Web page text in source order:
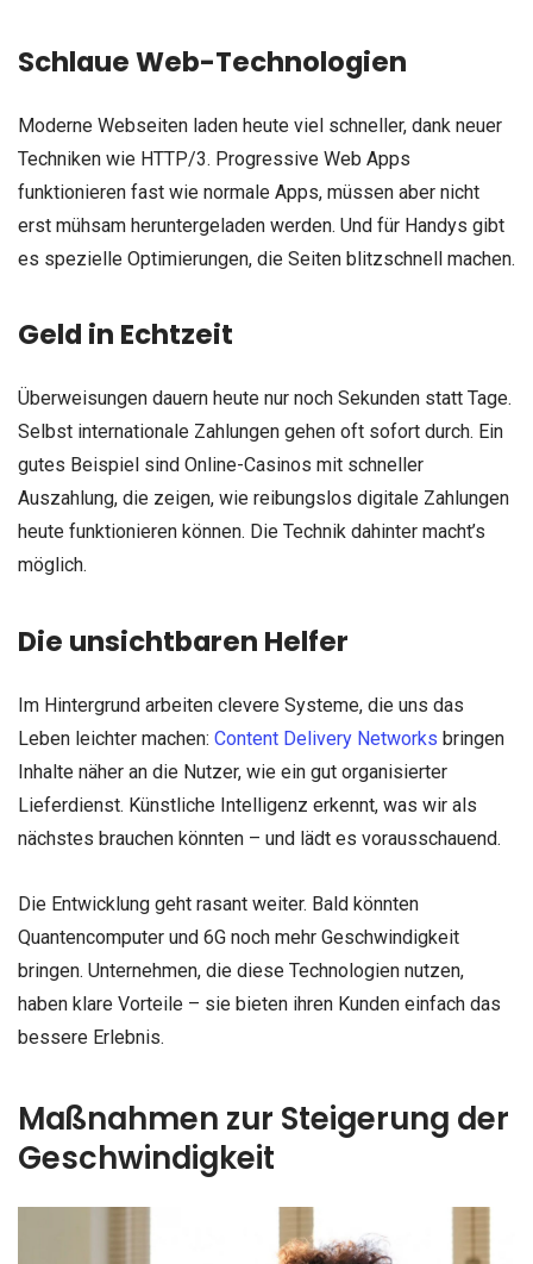
Schlaue Web-Technologien
Moderne Webseiten laden heute viel schneller, dank neuer
Techniken wie HTTP/3. Progressive Web Apps
funktionieren fast wie normale Apps, müssen aber nicht
erst mühsam heruntergeladen werden. Und für Handys gibt
es spezielle Optimierungen, die Seiten blitzschnell machen.
Geld in Echtzeit
Überweisungen dauern heute nur noch Sekunden statt Tage.
Selbst internationale Zahlungen gehen oft sofort durch. Ein
gutes Beispiel sind Online-Casinos mit schneller
Auszahlung, die zeigen, wie reibungslos digitale Zahlungen
heute funktionieren können. Die Technik dahinter macht’s
möglich.
Die unsichtbaren Helfer
Im Hintergrund arbeiten clevere Systeme, die uns das
Leben leichter machen: Content Delivery Networks bringen
Inhalte näher an die Nutzer, wie ein gut organisierter
Lieferdienst. Künstliche Intelligenz erkennt, was wir als
nächstes brauchen könnten – und lädt es vorausschauend.
Die Entwicklung geht rasant weiter. Bald könnten
Quantencomputer und 6G noch mehr Geschwindigkeit
bringen. Unternehmen, die diese Technologien nutzen,
haben klare Vorteile – sie bieten ihren Kunden einfach das
bessere Erlebnis.
Maßnahmen zur Steigerung der
Geschwindigkeit